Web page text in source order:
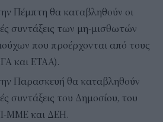
Πέμπτη θα καταβληθούν οι
συντάξεις των μη-μισθωτών
που προέρχονται από τους
και ΕΤΑΑ).
Παρασκευή θα καταβληθούν
συντάξεις του Δημοσίου, του
ΜΜΕ και ΔΕΗ.